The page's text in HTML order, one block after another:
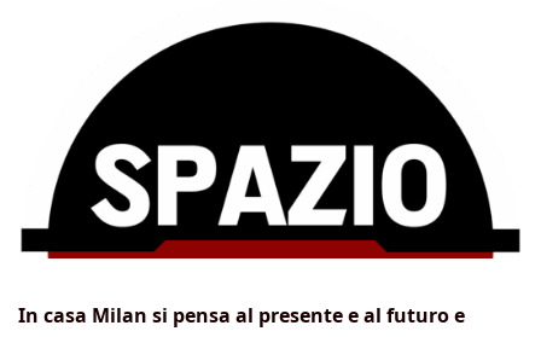
In casa Milan si pensa al presente e al futuro e